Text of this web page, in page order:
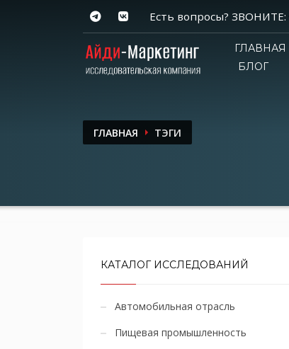
Есть вопросы? ЗВОНИТЕ:
ГЛАВНАЯ
БЛОГ
ГЛАВНАЯ ТЭГИ
КАТАЛОГ ИССЛЕДОВАНИЙ
Автомобильная отрасль
Пищевая промышленность